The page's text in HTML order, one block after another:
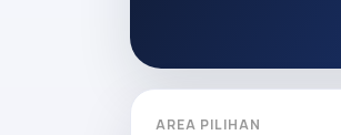
AREA PILIHAN